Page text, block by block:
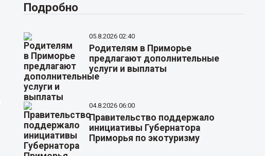
Подробно
05.8.2026 02:40
Родителям в Приморье
предлагают дополнительные
услуги и выплаты
04.8.2026 06:00
Правительство поддержало
инициативы Губернатора
Приморья по экотуризму